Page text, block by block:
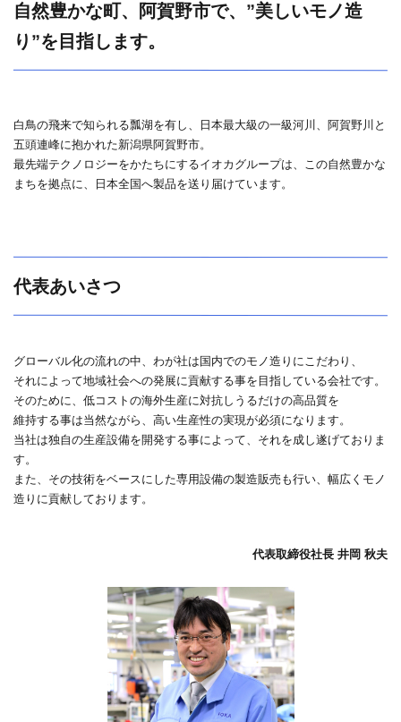
自然豊かな町、阿賀野市で、”美しいモノ造
り”を目指します。
白鳥の飛来で知られる瓢湖を有し、日本最大級の一級河川、阿賀野川と
五頭連峰に抱かれた新潟県阿賀野市。
最先端テクノロジーをかたちにするイオカグループは、この自然豊かな
まちを拠点に、日本全国へ製品を送り届けています。
代表あいさつ
グローバル化の流れの中、わが社は国内でのモノ造りにこだわり、
それによって地域社会への発展に貢献する事を目指している会社です。
そのために、低コストの海外生産に対抗しうるだけの高品質を
維持する事は当然ながら、高い生産性の実現が必須になります。
当社は独自の生産設備を開発する事によって、それを成し遂げておりま
す。
また、その技術をベースにした専用設備の製造販売も行い、幅広くモノ
造りに貢献しております。
代表取締役社長 井岡 秋夫